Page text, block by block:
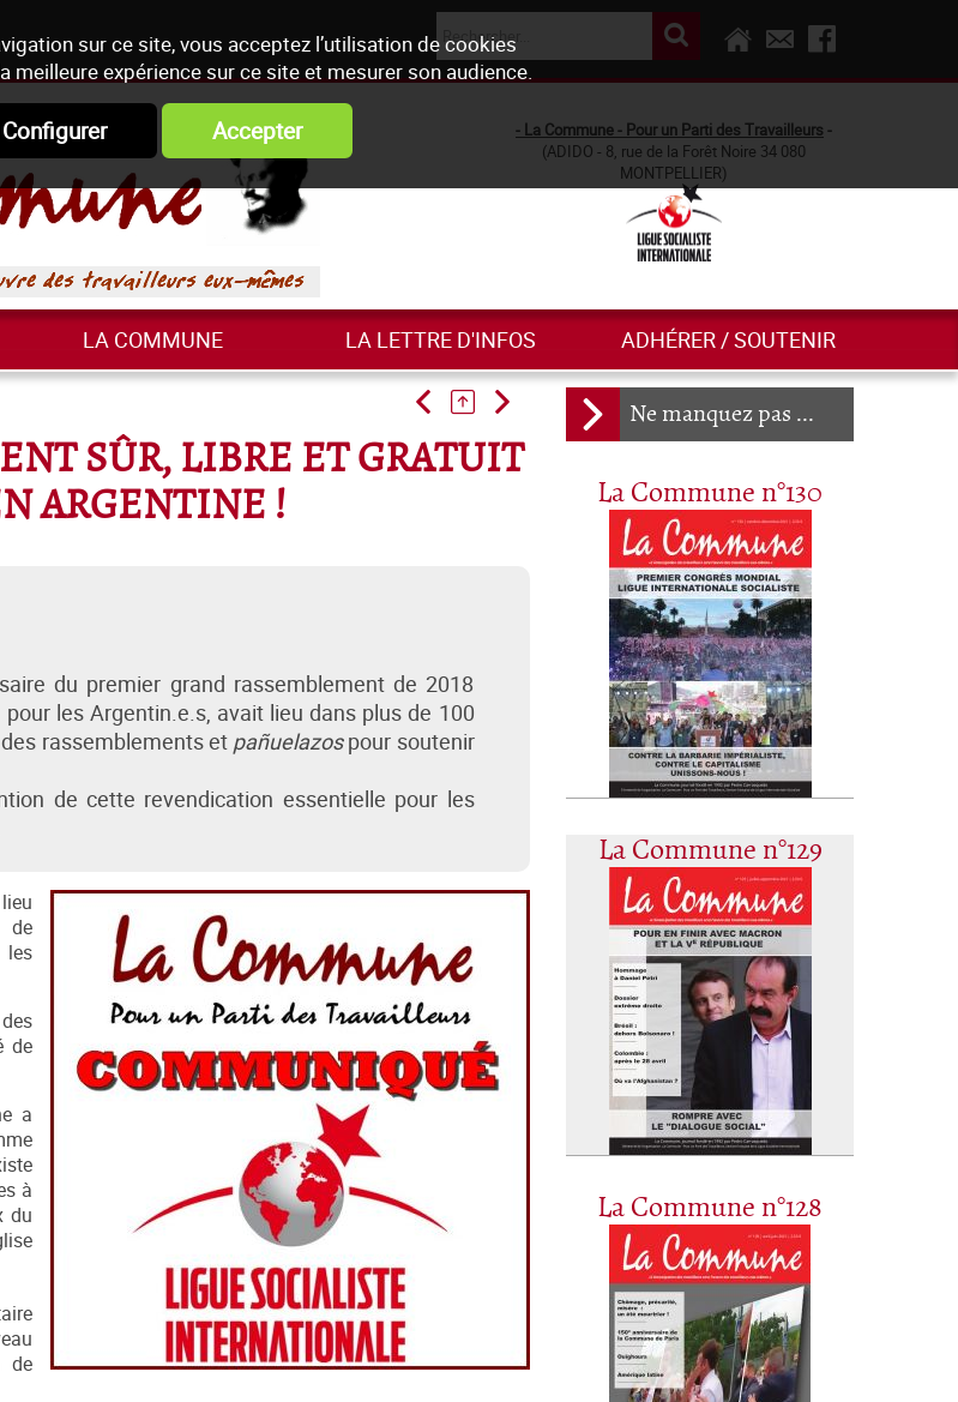
sur ce site, vous acceptez l’utilisation de cookies
meilleure expérience sur ce site et mesurer son audience.
Configurer Accepter - La Commune - Pour un Parti des Travailleurs -
(ADIDO - 8, rue de la Forêt Noire 34 080
MONTPELLIER)
LA COMMUNE LA LETTRE D'INFOS ADHÉRER / SOUTENIR
Ne manquez pas ...
La Commune n°130
La Commune n°129
La Commune n°128
SÛR, LIBRE ET GRATUIT
ARGENTINE !
du premier grand rassemblement de 2018
les Argentin.e.s, avait lieu dans plus de 100
rassemblements et pañuelazospour soutenir
de cette revendication essentielle pour les
de
les
de
a
à
du
de